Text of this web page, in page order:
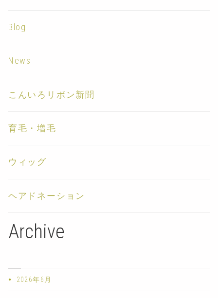
Blog
News
こんいろリボン新聞
育毛・増毛
ウィッグ
ヘアドネーション
Archive
2026年6月